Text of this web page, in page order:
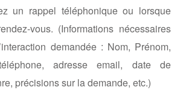
un rappel téléphonique ou lorsque
vous. (Informations nécessaires
demandée : Nom, Prénom,
adresse email, date de
précisions sur la demande, etc.)